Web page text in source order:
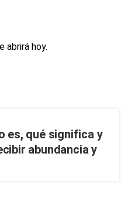
es, qué significa y
abundancia y